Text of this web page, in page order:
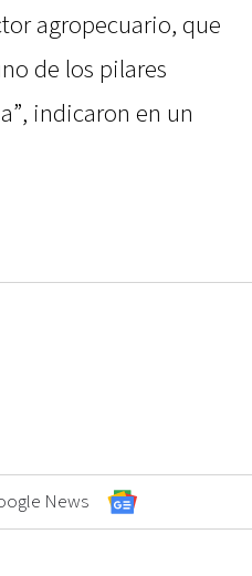
agropecuario, que
de los pilares
indicaron en un
News